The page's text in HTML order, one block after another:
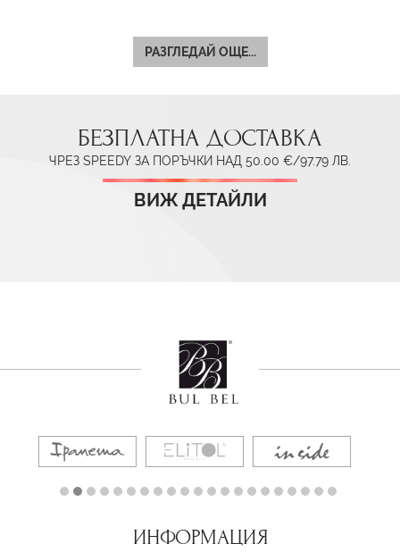
РАЗГЛЕДАЙ ОЩЕ...
БЕЗПЛАТНА ДОСТАВКА
ЧРЕЗ SPEEDY ЗА ПОРЪЧКИ НАД 50.00 €/97.79 ЛВ.
ВИЖ ДЕТАЙЛИ
ИНФОРМАЦИЯ